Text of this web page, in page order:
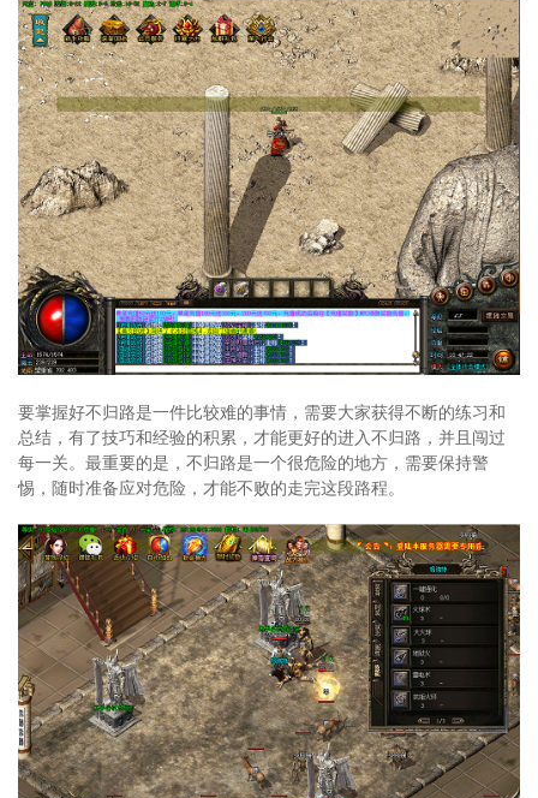
要掌握好不归路是一件比较难的事情，需要大家获得不断的练习和
总结，有了技巧和经验的积累，才能更好的进入不归路，并且闯过
每一关。最重要的是，不归路是一个很危险的地方，需要保持警
惕，随时准备应对危险，才能不败的走完这段路程。